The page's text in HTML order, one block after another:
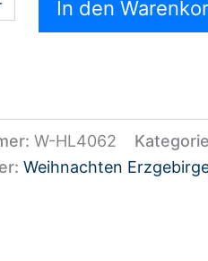
In den
W-HL4062
Weihnachten